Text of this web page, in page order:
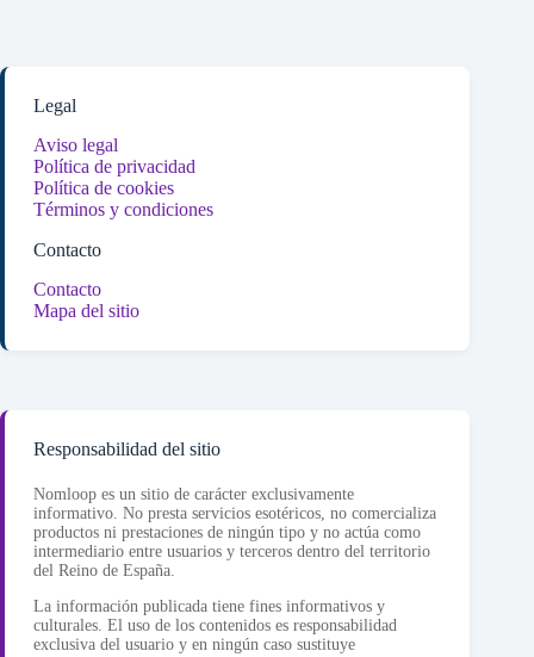
Legal
Aviso legal
Política de privacidad
Política de cookies
Términos y condiciones
Contacto
Contacto
Mapa del sitio
Responsabilidad del sitio
Nomloop es un sitio de carácter exclusivamente
informativo. No presta servicios esotéricos, no comercializa
productos ni prestaciones de ningún tipo y no actúa como
intermediario entre usuarios y terceros dentro del territorio
del Reino de España.
La información publicada tiene fines informativos y
culturales. El uso de los contenidos es responsabilidad
exclusiva del usuario y en ningún caso sustituye